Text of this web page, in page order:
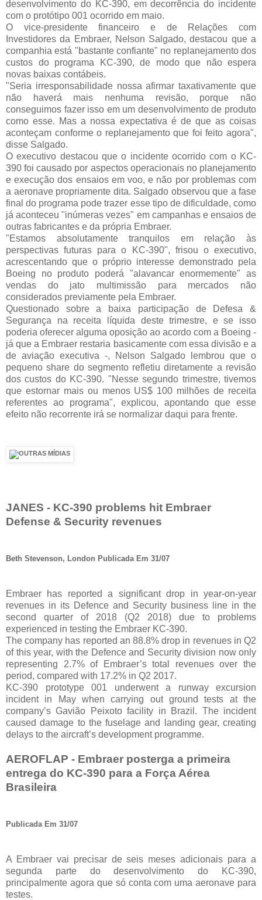
desenvolvimento do KC-390, em decorrência do incidente
com o protótipo 001 ocorrido em maio.
O vice-presidente financeiro e de Relações com
Investidores da Embraer, Nelson Salgado, destacou que a
companhia está "bastante confiante" no replanejamento dos
custos do programa KC-390, de modo que não espera
novas baixas contábeis.
"Seria irresponsabilidade nossa afirmar taxativamente que
não haverá mais nenhuma revisão, porque não
conseguimos fazer isso em um desenvolvimento de produto
como esse. Mas a nossa expectativa é de que as coisas
aconteçam conforme o replanejamento que foi feito agora",
disse Salgado.
O executivo destacou que o incidente ocorrido com o KC-
390 foi causado por aspectos operacionais no planejamento
e execução dos ensaios em voo, e não por problemas com
a aeronave propriamente dita. Salgado observou que a fase
final do programa pode trazer esse tipo de dificuldade, como
já aconteceu "inúmeras vezes" em campanhas e ensaios de
outras fabricantes e da própria Embraer.
"Estamos absolutamente tranquilos em relação às
perspectivas futuras para o KC-390", frisou o executivo,
acrescentando que o próprio interesse demonstrado pela
Boeing no produto poderá "alavancar enormemente" as
vendas do jato multimissão para mercados não
considerados previamente pela Embraer.
Questionado sobre a baixa participação de Defesa &
Segurança na receita líquida deste trimestre, e se isso
poderia oferecer alguma oposição ao acordo com a Boeing -
já que a Embraer restaria basicamente com essa divisão e a
de aviação executiva -, Nelson Salgado lembrou que o
pequeno share do segmento refletiu diretamente a revisão
dos custos do KC-390. "Nesse segundo trimestre, tivemos
que estornar mais ou menos US$ 100 milhões de receita
referentes ao programa", explicou, apontando que esse
efeito não recorrente irá se normalizar daqui para frente.
JANES - KC-390 problems hit Embraer
Defense & Security revenues
Beth Stevenson, London Publicada Em 31/07
Embraer has reported a significant drop in year-on-year
revenues in its Defence and Security business line in the
second quarter of 2018 (Q2 2018) due to problems
experienced in testing the Embraer KC-390.
The company has reported an 88.8% drop in revenues in Q2
of this year, with the Defence and Security division now only
representing 2.7% of Embraer’s total revenues over the
period, compared with 17.2% in Q2 2017.
KC-390 prototype 001 underwent a runway excursion
incident in May when carrying out ground tests at the
company’s Gavião Peixoto facility in Brazil. The incident
caused damage to the fuselage and landing gear, creating
delays to the aircraft’s development programme.
AEROFLAP - Embraer posterga a primeira
entrega do KC-390 para a Força Aérea
Brasileira
Publicada Em 31/07
A Embraer vai precisar de seis meses adicionais para a
segunda parte do desenvolvimento do KC-390,
principalmente agora que só conta com uma aeronave para
testes.